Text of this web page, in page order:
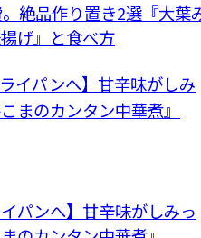
絶品作り置き2選『大葉
げ』と食べ方
パンへ】甘辛味がしみっ